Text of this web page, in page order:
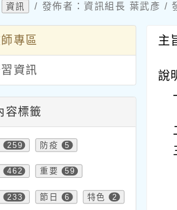
資訊 / 發佈者：資訊組長 葉武彥 /
專區
資訊
容標籤
259 防疫 5
462 重要 59
233 節日 6 特色 2
主
說